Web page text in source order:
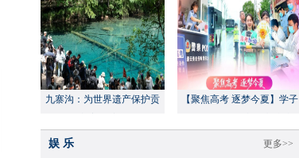
九寨沟：为世界遗产保护贡
【聚焦高考 逐梦今夏】学子
更多>>
娱 乐